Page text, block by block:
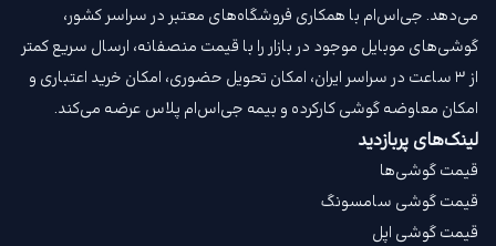
می‌دهد. جی‌اس‌ام با همکاری فروشگاه‌های معتبر در سراسر کشور،
گوشی‌های موبایل موجود در بازار را با قیمت‌ منصفانه، ارسال سریع کمتر
از ۳ ساعت در سراسر ایران، امکان تحویل حضوری، امکان خرید اعتباری و
امکان معاوضه گوشی کارکرده و بیمه جی‌اس‌ام‌ پلاس عرضه می‌کند.
لینک‌های پربازدید
قیمت گوشی‌ها
قیمت گوشی سامسونگ
قیمت گوشی اپل